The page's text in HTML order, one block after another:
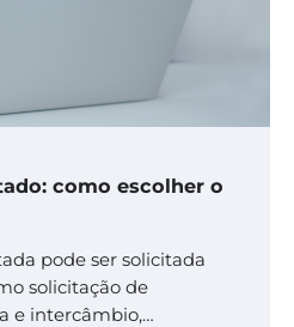
como escolher o
pode ser solicitada
solicitação de
e intercâmbio,…